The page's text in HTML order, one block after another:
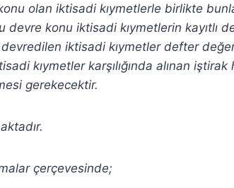
olan iktisadi kıymetlerle birlikte
konu iktisadi kıymetlerin kayıtlı
iktisadi kıymetler defter
kıymetler karşılığında alınan
gerekecektir.
çerçevesinde;